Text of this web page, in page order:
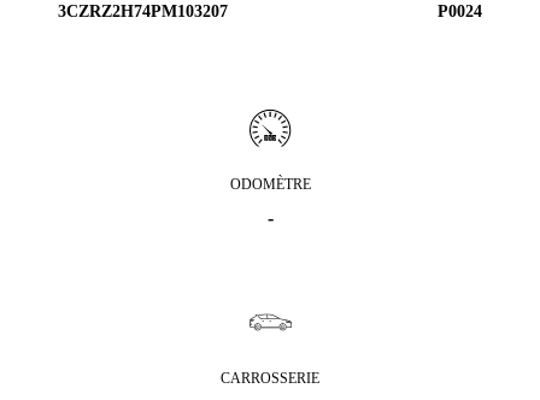
3CZRZ2H74PM103207
P0024
ODOMÈTRE
-
CARROSSERIE